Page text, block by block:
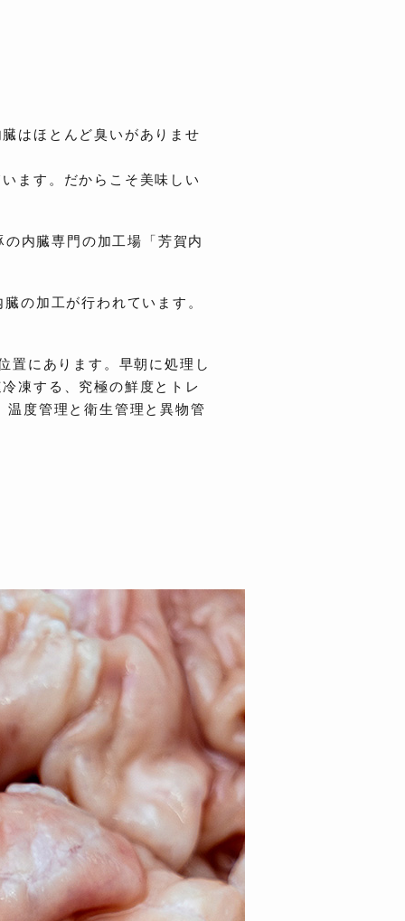
はほとんど臭いがありませ
ます。だからこそ美味しい
内臓専門の加工場「芳賀内
の加工が行われています。
置にあります。早朝に処理し
凍する、究極の鮮度とトレ
度管理と衛生管理と異物管